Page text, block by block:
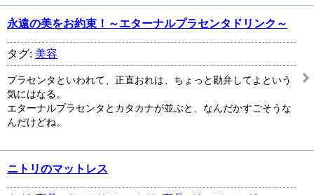
永遠の美をお約束！～エターナルプラセンタドリンク～
タグ: 美容
プラセンタといわれて、正直おれは、ちょっと勘弁してよという
気にはなる。
エターナルプラセンタとカタカナが並ぶと、なんだかすごそうな
んだけどね。
ニトリのマットレス